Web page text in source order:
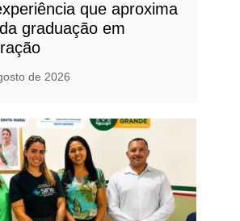
que aproxima
graduação em
de 2026